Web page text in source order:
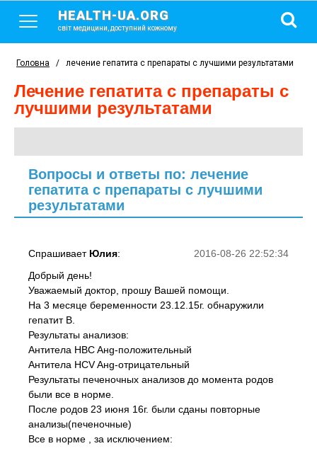
HEALTH-UA.ORG
світ медицини, доступний кожному
Головна / лечение гепатита с препараты с лучшими результатами
лечение гепатита с препараты с
лучшими результатами
Вопросы и ответы по: лечение
гепатита с препараты с лучшими
результатами
2016-08-26 22:52:34
Спрашивает Юлия:
Добрый день!
Уважаемый доктор, прошу Вашей помощи.
На 3 месяце беременности 23.12.15г. обнаружили
гепатит В.
Результаты анализов:
Антитела HBC Aнg-положительный
Антитела HCV Aнg-отрицательный
Результаты печеночных анализов до момента родов
были все в норме.
После родов 23 июня 16г. были сданы повторные
анализы(печеночные)
Все в норме , за исключением: